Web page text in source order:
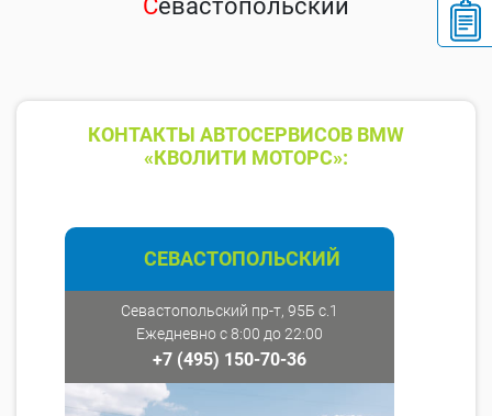
Севастопольский
КОНТАКТЫ АВТОСЕРВИСОВ BMW
«КВОЛИТИ МОТОРС»:
СЕВАСТОПОЛЬСКИЙ
Севастопольский пр-т, 95Б с.1
Ежедневно с 8:00 до 22:00
+7 (495) 150-70-36